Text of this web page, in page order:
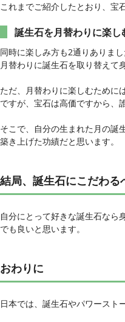
これまでご紹介したとおり、宝
誕生石を月替わりに楽し
同時に楽しみ方も2通りありまし
月替わりに誕生石を取り替えて
ただ、月替わりに楽しむために
ですが、宝石は高価ですから、
そこで、自分の生まれた月の誕
築き上げた功績だと思います。
結局、誕生石にこだわる
自分にとって好きな誕生石なら
でも良いと思います。
おわりに
日本では、誕生石やパワースト